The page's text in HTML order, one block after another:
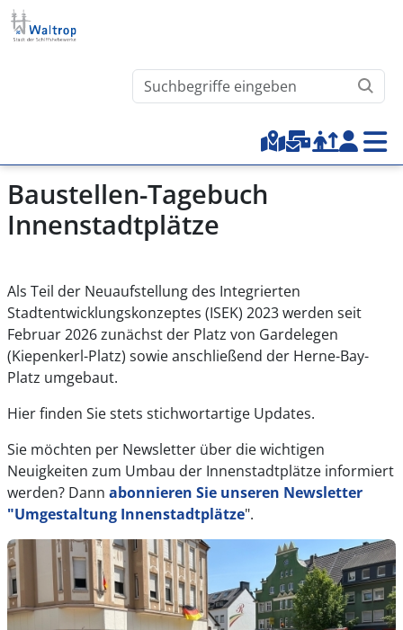
Direkt zum Inhalt
Waltrop.de durchsuchen
Top-Menu
Baustellen-Tagebuch
Innenstadtplätze
Als Teil der Neuaufstellung des Integrierten
Stadtentwicklungskonzeptes (ISEK) 2023werden seit
Februar 2026 zunächst der Platz von Gardelegen
(Kiepenkerl-Platz) sowie anschließend der Herne-Bay-
Platz umgebaut.
Hier finden Sie stets stichwortartige Updates.
Sie möchten per Newsletter über die wichtigen
Neuigkeiten zum Umbau der Innenstadtplätze informiert
werden? Dann abonnieren Sie unseren Newsletter
"Umgestaltung Innenstadtplätze".